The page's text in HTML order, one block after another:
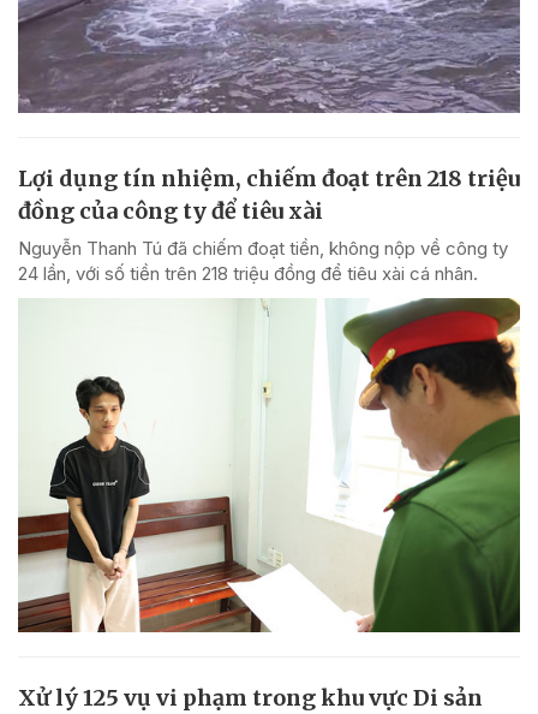
Lợi dụng tín nhiệm, chiếm đoạt trên 218 triệu
đồng của công ty để tiêu xài
Nguyễn Thanh Tú đã chiếm đoạt tiền, không nộp về công ty
24 lần, với số tiền trên 218 triệu đồng để tiêu xài cá nhân.
Xử lý 125 vụ vi phạm trong khu vực Di sản